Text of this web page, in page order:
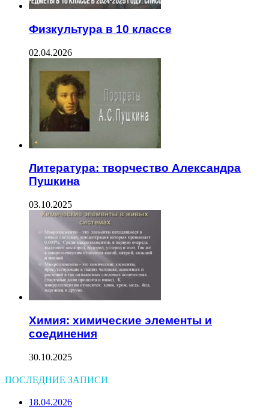
Физкультура в 10 классе
02.04.2026
Литература: творчество Александра
Пушкина
03.10.2025
Химия: химические элементы и
соединения
30.10.2025
ПОСЛЕДНИЕ ЗАПИСИ
18.04.2026